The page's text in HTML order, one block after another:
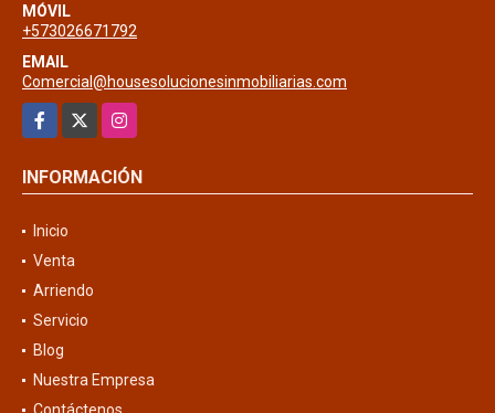
MÓVIL
+573026671792
EMAIL
Comercial@housesolucionesinmobiliarias.com
Facebook
Instagram
INFORMACIÓN
Inicio
Venta
Arriendo
Servicio
Blog
Nuestra Empresa
Contáctenos